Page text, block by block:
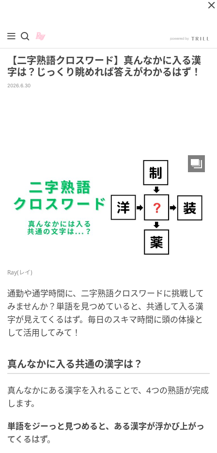
【二字熟語クロスワード】真んなかに入る漢
字は？じっくり眺めれば答えがわかるはず！
2026.6.30
Ray(レイ)
通勤や通学時間に、二字熟語クロスワードに挑戦して
みませんか？単語を見つめていると、共通して入る漢
字が見えてくるはず。毎日のスキマ時間に頭の体操と
して活用してみて！
真んなかに入る共通の漢字は？
真んなかにある漢字を入れることで、4つの熟語が完成
します。
単語をジーっと見つめると、ある漢字が浮かび上がっ
てくるはず。